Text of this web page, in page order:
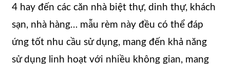
4 hay đến các căn nhà biệt thự, dinh thự, khách
sạn, nhà hàng… mẫu rèm này đều có thể đáp
ứng tốt nhu cầu sử dụng, mang đến khả năng
sử dụng linh hoạt với nhiều không gian, mang